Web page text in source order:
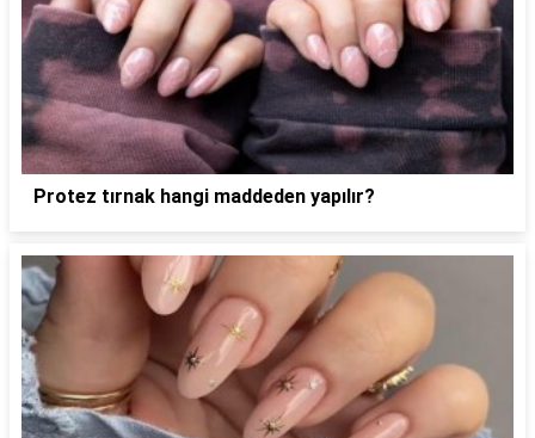
Protez tırnak hangi maddeden yapılır?